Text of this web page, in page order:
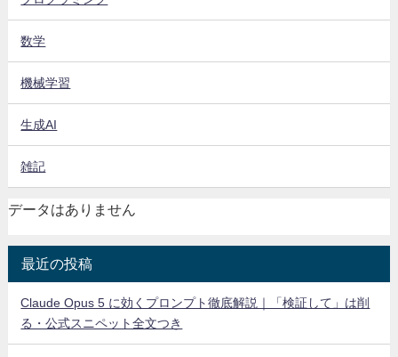
数学
機械学習
生成AI
雑記
データはありません
最近の投稿
Claude Opus 5 に効くプロンプト徹底解説｜「検証して」は削
る・公式スニペット全文つき